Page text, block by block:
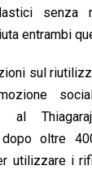
senza
entrambi
sul
al
dopo oltre
utilizzare i